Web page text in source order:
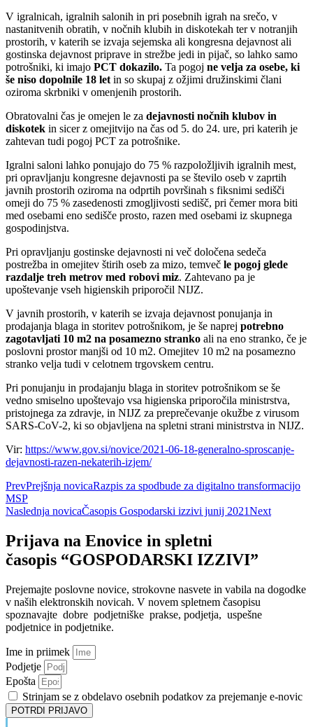
V igralnicah, igralnih salonih in pri posebnih igrah na srečo, v
nastanitvenih obratih, v nočnih klubih in diskotekah ter v notranjih
prostorih, v katerih se izvaja sejemska ali kongresna dejavnost ali
gostinska dejavnost priprave in strežbe jedi in pijač, so lahko samo
potrošniki, ki imajo PCT dokazilo. Ta pogoj ne velja za osebe, ki
še niso dopolnile 18 letin so skupaj z ožjimi družinskimi člani
oziroma skrbniki v omenjenih prostorih.
Obratovalni čas je omejen le za dejavnosti nočnih klubov in
diskotek in sicer z omejitvijo na čas od 5. do 24. ure, pri katerih je
zahtevan tudi pogoj PCT za potrošnike.
Igralni saloni lahko ponujajo do 75 % razpoložljivih igralnih mest,
pri opravljanju kongresne dejavnosti pa se število oseb v zaprtih
javnih prostorih oziroma na odprtih površinah s fiksnimi sedišči
omeji do 75 % zasedenosti zmogljivosti sedišč, pri čemer mora biti
med osebami eno sedišče prosto, razen med osebami iz skupnega
gospodinjstva.
Pri opravljanju gostinske dejavnosti ni več določena sedeča
postrežba in omejitev štirih oseb za mizo, temveč le pogoj glede
razdalje treh metrov med robovi miz. Zahtevano pa je
upoštevanje vseh higienskih priporočil NIJZ.
V javnih prostorih, v katerih se izvaja dejavnost ponujanja in
prodajanja blaga in storitev potrošnikom, je še naprej potrebno
zagotavljati 10 m2 na posamezno stranko ali na eno stranko, če je
poslovni prostor manjši od 10 m2. Omejitev 10 m2 na posamezno
stranko velja tudi v celotnem trgovskem centru.
Pri ponujanju in prodajanju blaga in storitev potrošnikom se še
vedno smiselno upoštevajo vsa higienska priporočila ministrstva,
pristojnega za zdravje, in NIJZ za preprečevanje okužbe z virusom
SARS-CoV-2, ki so objavljena na spletni strani ministrstva in NIJZ.
Vir: https://www.gov.si/novice/2021-06-18-generalno-sproscanje-
dejavnosti-razen-nekaterih-izjem/
PrevPrejšnja novicaRazpis za spodbude za digitalno transformacijo
MSP
Naslednja novicaČasopis Gospodarski izzivi junij 2021Next
Prijava na Enovice in spletni
časopis “GOSPODARSKI IZZIVI”
Prejemajte poslovne novice, strokovne nasvete in vabila na dogodke
v naših elektronskih novicah. V novem spletnem časopisu
spoznavajte dobre podjetniške prakse, podjetja, uspešne
podjetnice in podjetnike.
Ime in priimek
Podjetje
Epošta
Strinjam se z obdelavo osebnih podatkov za prejemanje e-novic
POTRDI PRIJAVO